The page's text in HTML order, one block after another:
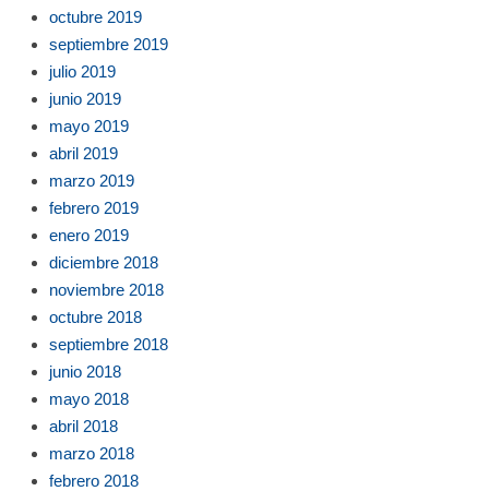
octubre 2019
septiembre 2019
julio 2019
junio 2019
mayo 2019
abril 2019
marzo 2019
febrero 2019
enero 2019
diciembre 2018
noviembre 2018
octubre 2018
septiembre 2018
junio 2018
mayo 2018
abril 2018
marzo 2018
febrero 2018